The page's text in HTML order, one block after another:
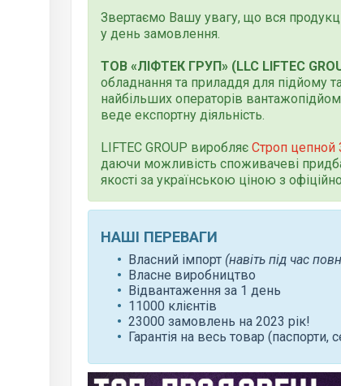
Звертаємо Вашу увагу, що вся
у день замовлення.
ТОВ «ЛІФТЕК ГРУП» (LLC LIFTEC
обладнання та приладдя для підйому
найбільших операторів
веде експортну діяльність.
LIFTEC GROUP виробляє Строп цепной
даючи можливість споживачеві
якості за українською ціною з
НАШІ ПЕРЕВАГИ
Власний імпорт (навіть під час
Власне виробництво
Відвантаження за 1 день
11000 клієнтів
23000 замовлень на 2023 рік!
Гарантія на весь товар (паспорти,